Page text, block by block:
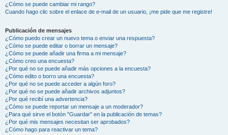
¿Cómo se puede cambiar mi rango?
Cuando hago clic sobre el enlace de e-mail de un usuario, ¡me pide que me registre!
Publicación de mensajes
¿Cómo puedo crear un nuevo tema o enviar una respuesta?
¿Cómo se puede editar o borrar un mensaje?
¿Cómo se puede añadir una firma a mi mensaje?
¿Cómo creo una encuesta?
¿Por qué no se puede añadir más opciones a la encuesta?
¿Cómo edito o borro una encuesta?
¿Por qué no se puede acceder a algún foro?
¿Por qué no se puede añadir archivos adjuntos?
¿Por qué recibí una advertencia?
¿Cómo se puede reportar un mensaje a un moderador?
¿Para qué sirve el botón "Guardar" en la publicación de temas?
¿Por qué mis mensajes necesitan ser aprobados?
¿Cómo hago para reactivar un tema?